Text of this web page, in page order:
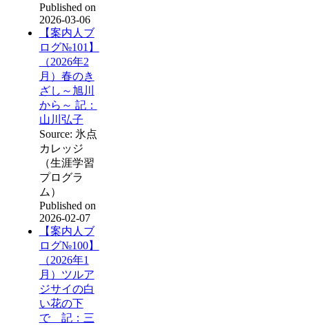
Published on
2026-03-06
【案内人ブ
ログ№101】
（2026年2
月）春のき
ざし～旭川
から～ 記：
山川弘子
Source: 氷点
カレッジ
（生涯学習
プログラ
ム）
Published on
2026-02-07
【案内人ブ
ログ№100】
（2026年1
月）ツルア
ジサイの白
い花の下
で 記：三